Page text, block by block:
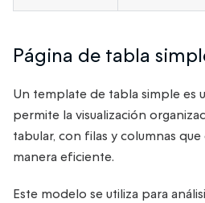
Página de tabla
Un template de tabla simple es
permite la visualización
tabular, con filas y columnas
manera eficiente.
Este modelo se utiliza para